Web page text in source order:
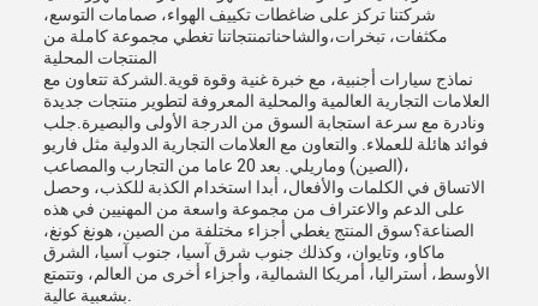
شركتنا تركز على ضاغطات تكييف الهواء، صمامات التوسع،
مكثفات، تبخرات،والشاحناتمنتجاتنا تغطي مجموعة كاملة من
المنتجات المحلية
نماذج سيارات أجنبية، مع خبرة غنية وقوة قوية.الشركة تتعاون مع
العلامات التجارية العالمية والمحلية المعروفة لتطوير منتجات جديدة
ونادرة مع سرعة استجابة السوق من الدرجة الأولى والبصيرة.جلب
فوائد هائلة للعملاء. والتعاون مع العلامات التجارية الدولية مثل فاريو
(الصين) وماريلي. بعد 20 عاما من التجارب والمصاعب،
الاتساق في الكلمات والأفعال، أبدا استخدام الكذبة للكذب، وحصل
على الدعم والاعتراف من مجموعة واسعة من المهنيين في هذه
الصناعة؟سوق المنتج يغطي أجزاء مختلفة من الصين، هونغ كونغ،
ماكاو، وتايوان، وكذلك جنوب شرق آسيا، جنوب آسيا، الشرق
الأوسط، أستراليا، أمريكا الشمالية، وأجزاء أخرى من العالم، وتتمتع